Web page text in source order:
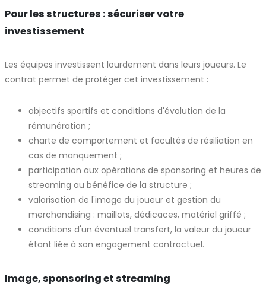
Pour les structures : sécuriser votre
investissement
Les équipes investissent lourdement dans leurs joueurs. Le
contrat permet de protéger cet investissement :
objectifs sportifs et conditions d'évolution de la
rémunération ;
charte de comportement et facultés de résiliation en
cas de manquement ;
participation aux opérations de sponsoring et heures de
streaming au bénéfice de la structure ;
valorisation de l'image du joueur et gestion du
merchandising : maillots, dédicaces, matériel griffé ;
conditions d'un éventuel transfert, la valeur du joueur
étant liée à son engagement contractuel.
Image, sponsoring et streaming